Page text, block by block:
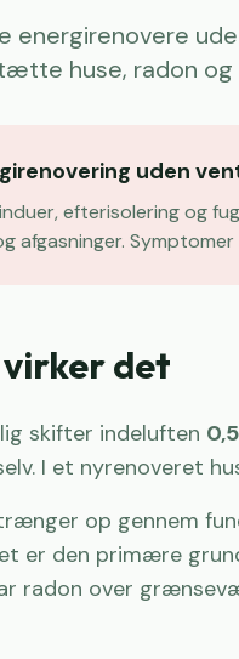
energirenovere
huse, radon og
uden
efterisolering og
afgasninger.
det
skifter indeluften
I et nyrenoveret
op gennem
er den primære
radon over